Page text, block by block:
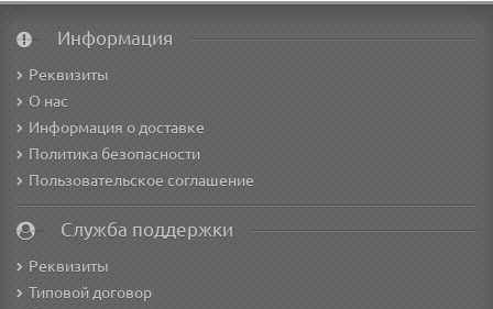
Информация
Реквизиты
О нас
Информация о доставке
Политика безопасности
Пользовательское соглашение
Служба поддержки
Реквизиты
Типовой договор